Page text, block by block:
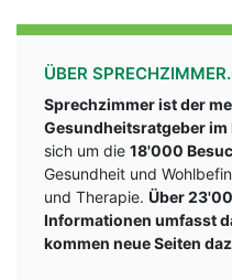
ÜBER
Sprechzimmer ist der
Gesundheitsratgeber im
sich um die 18'000
Gesundheit und
und Therapie. Über
Informationen umfasst
kommen neue Seiten